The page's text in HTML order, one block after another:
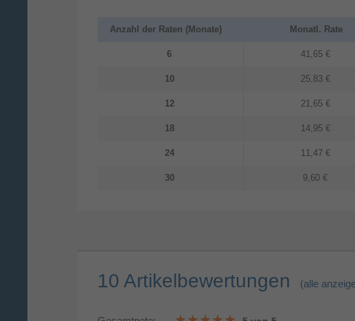
Anzahl der Raten (Monate) Monatl. Rate
6 41,65 €
10 25,83 €
12 21,65 €
18 14,95 €
24 11,47 €
30 9,60 €
10 Artikelbewertungen (alle